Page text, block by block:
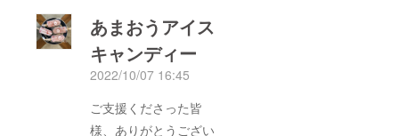
す！この度は、応援購
入頂き、本当にありが
とうございました！引
致します‼︎
スクリームショップ
MARUdeでは、アイス
ビスケットや、ワッフ
ルといったこれからの
季節にピッタリなメ
あまおうアイス
キャンディー
2022/10/07 16:45
ご支援くださった皆
様、ありがとうござい